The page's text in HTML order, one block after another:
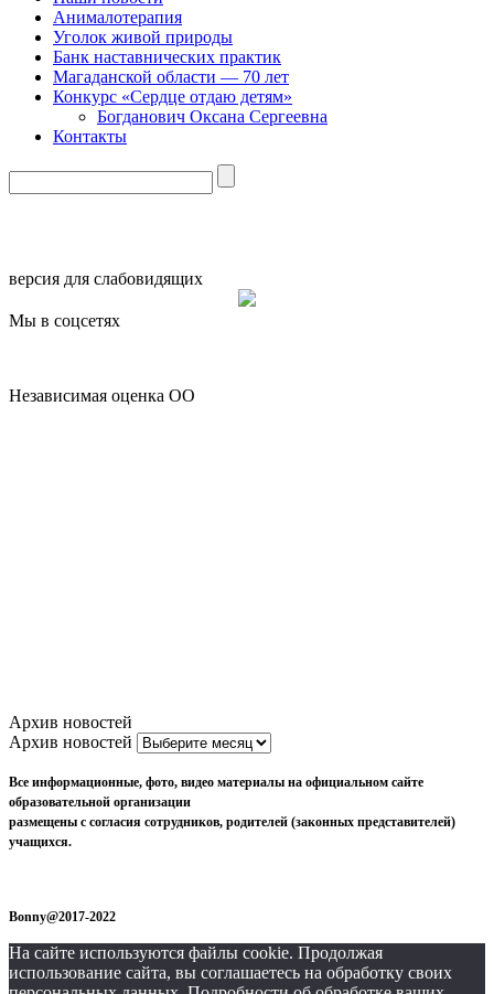
Анималотерапия
Уголок живой природы
Банк наставнических практик
Магаданской области — 70 лет
Конкурс «Сердце отдаю детям»
Богданович Оксана Сергеевна
Контакты
версия для слабовидящих
Мы в соцсетях
Независимая оценка ОО
Архив новостей
Архив новостей
Все информационные, фото, видео материалы на официальном сайте
образовательной организации
размещены с согласия сотрудников, родителей (законных представителей)
учащихся.
Bonny@2017-2022
На сайте используются файлы cookie. Продолжая
использование сайта, вы соглашаетесь на обработку своих